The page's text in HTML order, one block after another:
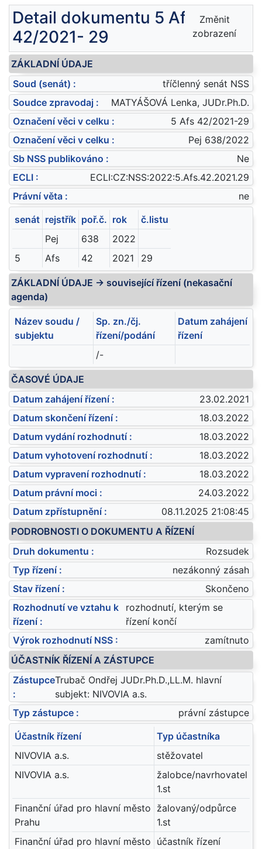
Detail dokumentu 5 Afs
42/2021- 29
Změnit
zobrazení
ZÁKLADNÍ ÚDAJE
Soud (senát) :
tříčlenný senát NSS
Soudce zpravodaj :
MATYÁŠOVÁ Lenka, JUDr.Ph.D.
Označení věci v celku :
5 Afs 42/2021-29
Označení věci v celku :
Pej 638/2022
Sb NSS publikováno :
Ne
ECLI :
ECLI:CZ:NSS:2022:5.Afs.42.2021.29
Právní věta :
ne
senát rejstřík poř.č. rok
č.listu
Pej
638
2022
5
Afs 42 2021 29
ZÁKLADNÍ ÚDAJE -> související řízení (nekasační
agenda)
Název soudu /
subjektu
Sp. zn./čj.
řízení/podání
Datum zahájení
řízení
/-
ČASOVÉ ÚDAJE
Datum zahájení řízení :
23.02.2021
Datum skončení řízení :
18.03.2022
Datum vydání rozhodnutí :
18.03.2022
Datum vyhotovení rozhodnutí :
18.03.2022
Datum vypravení rozhodnutí :
18.03.2022
Datum právní moci :
24.03.2022
Datum zpřístupnění :
08.11.2025 21:08:45
PODROBNOSTI O DOKUMENTU A ŘÍZENÍ
Druh dokumentu :
Rozsudek
Typ řízení :
nezákonný zásah
Stav řízení :
Skončeno
Rozhodnutí ve vztahu k
řízení :
rozhodnutí, kterým se
řízení končí
Výrok rozhodnutí NSS :
zamítnuto
ÚČASTNÍK ŘÍZENÍ A ZÁSTUPCE
Zástupce
:
Trubač Ondřej JUDr.Ph.D.,LL.M. hlavní
subjekt: NIVOVIA a.s.
Typ zástupce :
právní zástupce
Účastník řízení
Typ účastníka
NIVOVIA a.s.
stěžovatel
NIVOVIA a.s.
žalobce/navrhovatel
1.st
Finanční úřad pro hlavní město
Prahu
žalovaný/odpůrce
1.st
Finanční úřad pro hlavní město účastník řízení